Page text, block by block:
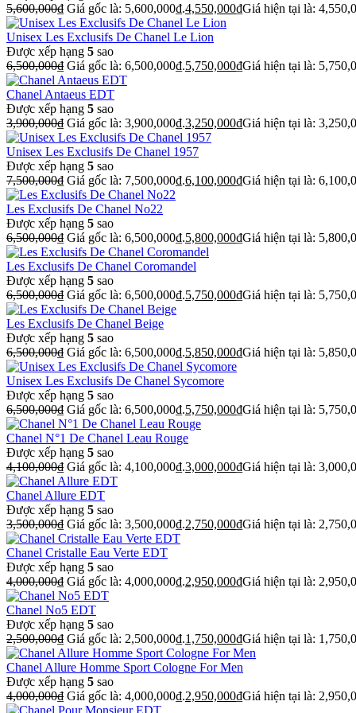
5,600,000₫ Giá gốc là: 5,600,000₫.4,550,000₫Giá hiện tại là:
Unisex Les Exclusifs De Chanel Le Lion
Được xếp hạng 5 sao
6,500,000₫ Giá gốc là: 6,500,000₫.5,750,000₫Giá hiện tại là:
Chanel Antaeus EDT
Được xếp hạng 5 sao
3,900,000₫ Giá gốc là: 3,900,000₫.3,250,000₫Giá hiện tại là:
Unisex Les Exclusifs De Chanel 1957
Được xếp hạng 5 sao
7,500,000₫ Giá gốc là: 7,500,000₫.6,100,000₫Giá hiện tại là:
Les Exclusifs De Chanel No22
Được xếp hạng 5 sao
6,500,000₫ Giá gốc là: 6,500,000₫.5,800,000₫Giá hiện tại là:
Les Exclusifs De Chanel Coromandel
Được xếp hạng 5 sao
6,500,000₫ Giá gốc là: 6,500,000₫.5,750,000₫Giá hiện tại là:
Les Exclusifs De Chanel Beige
Được xếp hạng 5 sao
6,500,000₫ Giá gốc là: 6,500,000₫.5,850,000₫Giá hiện tại là:
Unisex Les Exclusifs De Chanel Sycomore
Được xếp hạng 5 sao
6,500,000₫ Giá gốc là: 6,500,000₫.5,750,000₫Giá hiện tại là:
Chanel N°1 De Chanel Leau Rouge
Được xếp hạng 5 sao
4,100,000₫ Giá gốc là: 4,100,000₫.3,000,000₫Giá hiện tại là:
Chanel Allure EDT
Được xếp hạng 5 sao
3,500,000₫ Giá gốc là: 3,500,000₫.2,750,000₫Giá hiện tại là:
Chanel Cristalle Eau Verte EDT
Được xếp hạng 5 sao
4,000,000₫ Giá gốc là: 4,000,000₫.2,950,000₫Giá hiện tại là:
Chanel No5 EDT
Được xếp hạng 5 sao
2,500,000₫ Giá gốc là: 2,500,000₫.1,750,000₫Giá hiện tại là:
Chanel Allure Homme Sport Cologne For Men
Được xếp hạng 5 sao
4,000,000₫ Giá gốc là: 4,000,000₫.2,950,000₫Giá hiện tại là: